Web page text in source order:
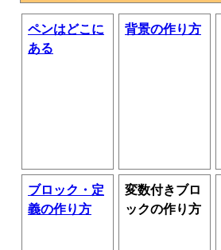
ペンはどこに
ある
背景の作り方
ブロック・定
義の作り方
変数付きブロ
ックの作り方